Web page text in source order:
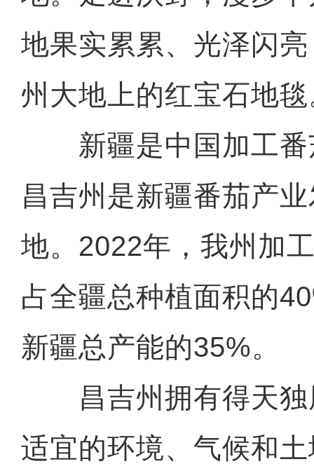
地果实累累、光泽闪
州大地上的红宝石地
新疆是中国加工番
昌吉州是新疆番茄产
地。2022年，我州加
占全疆总种植面积的
新疆总产能的35%。
昌吉州拥有得天独
适宜的环境、气候和